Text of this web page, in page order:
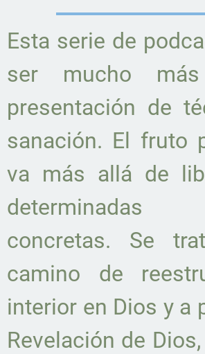
Esta serie de
ser mucho
presentación de
sanación. El fruto
va más allá de
determinadas
concretas. Se
camino de
interior en Dios y a
Revelación de